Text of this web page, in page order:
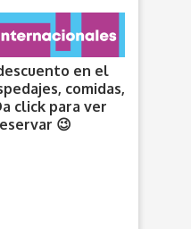
en el
comidas,
click para ver
😉